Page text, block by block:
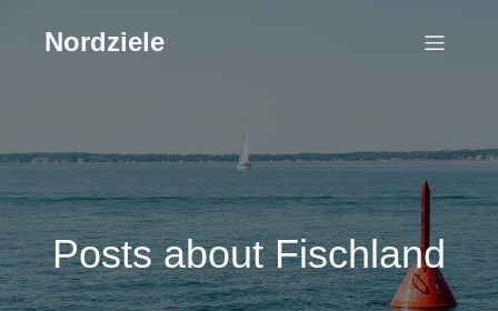
Nordziele
Posts about Fischland